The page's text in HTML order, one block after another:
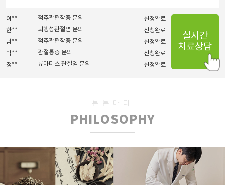
한**
퇴행성관절염 문의
신청완료
남**
척추관협착증 문의
신청완료
박**
관절통증 문의
신청완료
정**
류마티스 관절염 문의
신청완료
한**
[초진]손가락관절염
신청완료
류마티스 관절염 문의
신청완료
조**
신청완료
[초진]허리디스크
신청완료
최**
손가락관절염 문의
신청완료
손가락관절염 문의
신청완료
실시간
치료상담
튼튼마디
PHILOSOPHY